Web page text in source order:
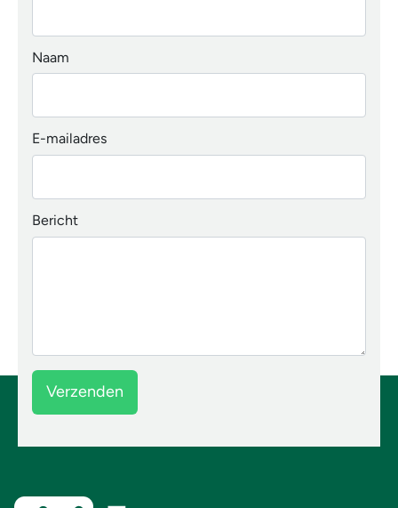
Naam
E-mailadres
Bericht